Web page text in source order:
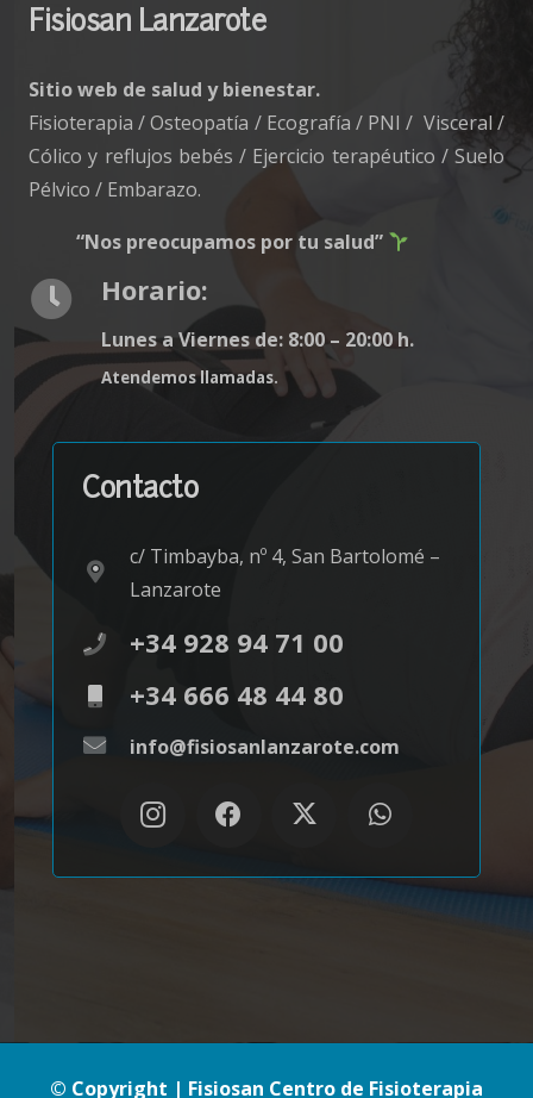
Fisiosan Lanzarote
Sitio web de salud y bienestar.
Fisioterapia / Osteopatía / Ecografía / PNI / Visceral /
Cólico y reflujos bebés / Ejercicio terapéutico / Suelo
Pélvico / Embarazo.
“Nos preocupamos por tu salud”
Horario:
Lunes a Viernes de: 8:00 – 20:00 h.
Atendemos llamadas.
Contacto
c/ Timbayba, nº 4, San Bartolomé –
Lanzarote
+34 928 94 71 00
+34 666 48 44 80
info@fisiosanlanzarote.com
© Copyright | Fisiosan Centro de Fisioterapia